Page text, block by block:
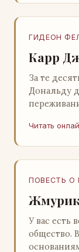
ГИДЕОН
Карр
За те
Дональду
среди…
Читать
ПОВЕСТЬ О
У вас есть
общество.